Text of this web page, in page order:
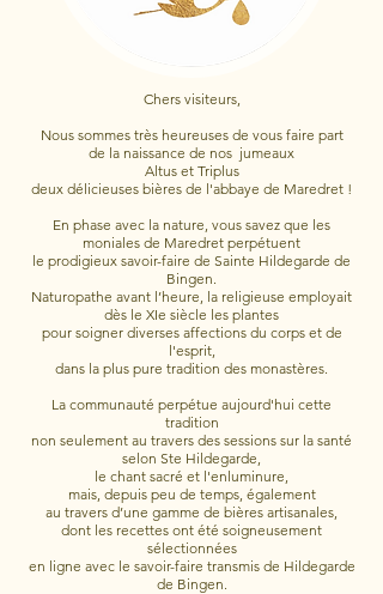
Chers visiteurs,
Nous sommes très heureuses de vous faire part
de la naissance de nos jumeaux
Altus et Triplus
deux délicieuses bières de l'abbaye de Maredret !
En phase avec la nature, vous savez que les
moniales de Maredret perpétuent
le prodigieux savoir-faire de Sainte Hildegarde de
Bingen.
Naturopathe avant l’heure, la religieuse employait
dès le XIe siècle les plantes
pour soigner diverses affections du corps et de
l'esprit,
dans la plus pure tradition des monastères.
La communauté perpétue aujourd'hui cette
tradition
non seulement au travers des sessions sur la santé
selon Ste Hildegarde,
le chant sacré et l'enluminure,
mais, depuis peu de temps, également
au travers d’une gamme de bières artisanales,
dont les recettes ont été soigneusement
sélectionnées
en ligne avec le savoir-faire transmis de Hildegarde
de Bingen.